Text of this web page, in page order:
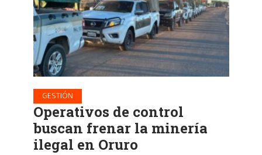
GESTIÓN
Operativos de control
buscan frenar la minería
ilegal en Oruro